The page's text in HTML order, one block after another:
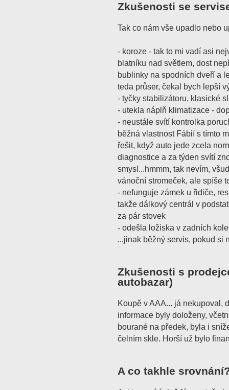
Zkušenosti se
Tak co nám vše upadlo nebo
- koroze - tak to mi vadí asi
blatníku nad světlem, dost
bublinky na spodních dveří a
teda průser, čekal bych lepší
- tyčky stabilizátoru, klasické
- utekla náplň klimatizace -
- neustále svítí kontrolka
běžná vlastnost Fábií s tímto
řešit, když auto jede zcela
diagnostice a za týden svítí
smysl...hmmm, tak nevím,
vánoční stromeček, ale spíše
- nefunguje zámek u řidiče,
takže dálkový centrál v
za pár stovek
- odešla ložiska v zadních
...jinak běžný servis, pokud si
Zkušenosti s
autobazar)
Koupě v AAA... já nekupoval,
informace byly doloženy,
bourané na předek, byla i
čelním skle. Horší už bylo
A co takhle